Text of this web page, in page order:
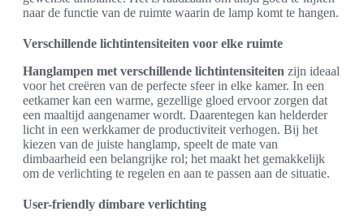
naar de functie van de ruimte waarin de lamp komt te hangen.
Verschillende lichtintensiteiten voor elke ruimte
Hanglampen met verschillende lichtintensiteiten zijn ideaal
voor het creëren van de perfecte sfeer in elke kamer. In een
eetkamer kan een warme, gezellige gloed ervoor zorgen dat
een maaltijd aangenamer wordt. Daarentegen kan helderder
licht in een werkkamer de productiviteit verhogen. Bij het
kiezen van de juiste hanglamp, speelt de mate van
dimbaarheid een belangrijke rol; het maakt het gemakkelijk
om de verlichting te regelen en aan te passen aan de situatie.
User-friendly dimbare verlichting